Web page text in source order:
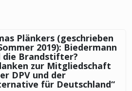
Plänkers (geschrieben
2019): Biedermann
die Brandstifter?
zur Mitgliedschaft
DPV und der
für Deutschland“